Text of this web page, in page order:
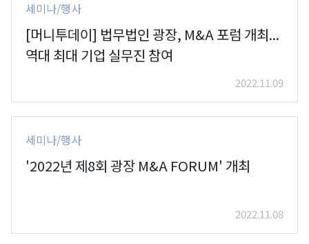
세미나/행사
[머니투데이] 법무법인 광장, M&A 포럼 개최...
역대 최대 기업 실무진 참여
2022.11.09
세미나/행사
'2022년 제8회 광장 M&A FORUM' 개최
2022.11.08